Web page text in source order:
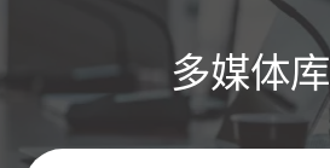
多媒体库